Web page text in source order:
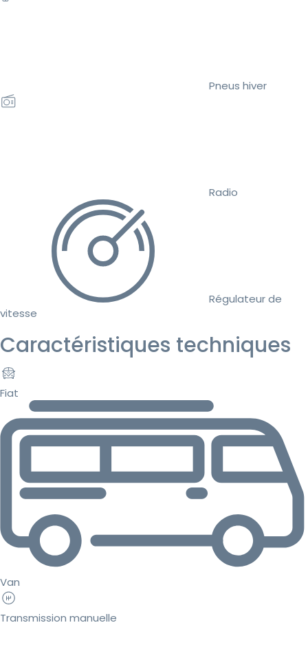
Pneus hiver
Radio
Régulateur de
vitesse
Caractéristiques techniques
Fiat
Van
Transmission manuelle